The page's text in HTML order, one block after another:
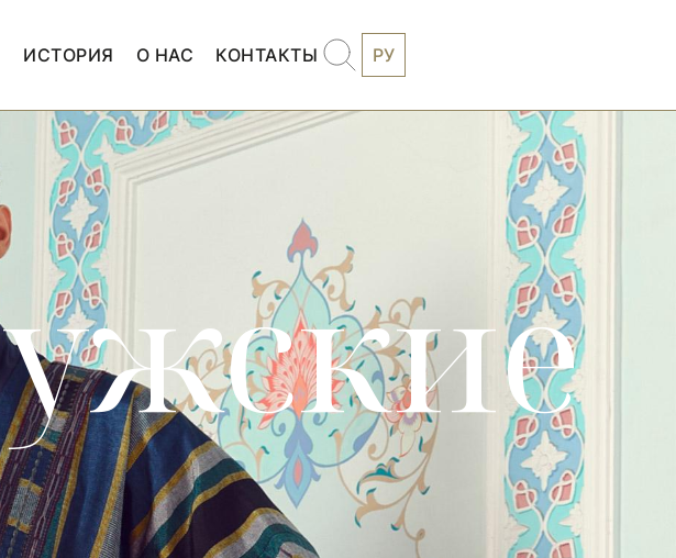
ИСТОРИЯ О НАС КОНТАКТЫ РУ